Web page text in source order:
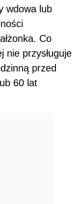
wdowa lub
Co
nie przysługuje
przed
60 lat